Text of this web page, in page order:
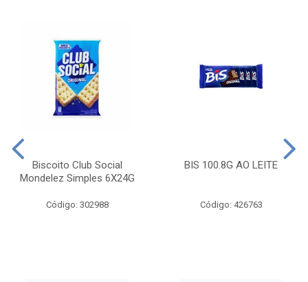
Biscoito Club Social
Mondelez Simples 6X24G
Código: 302988
BIS 100.8G AO LEITE
Código: 426763